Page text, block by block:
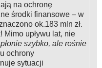
na ochronę
środki finansowe – w
ok.183 mln zł.
upływu lat, nie
szybko, ale rośnie
ochrony
sytuacji